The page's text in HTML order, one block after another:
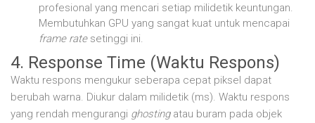
profesional yang mencari setiap milidetik keuntungan.
Membutuhkan GPU yang sangat kuat untuk mencapai
frame ratesetinggi ini.
4. Response Time (Waktu Respons)
Waktu respons mengukur seberapa cepat piksel dapat
berubah warna. Diukur dalam milidetik (ms). Waktu respons
yang rendah mengurangi ghostingatau buram pada objek